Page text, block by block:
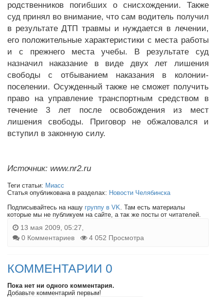
родственников погибших о снисхождении. Также
суд принял во внимание, что сам водитель получил
в результате ДТП травмы и нуждается в лечении,
его положительные характеристики с места работы
и с прежнего места учебы. В результате суд
назначил наказание в виде двух лет лишения
свободы с отбыванием наказания в колонии-
поселении. Осужденный также не сможет получить
право на управление транспортным средством в
течение 3 лет после освобождения из мест
лишения свободы. Приговор не обжаловался и
вступил в законную силу.
Источник: www.nr2.ru
Теги статьи: Миасс
Статья опубликована в разделах: Новости Челябинска
Подписывайтесь на нашу группу в VK. Там есть материалы
которые мы не публикуем на сайте, а так же посты от читателей.
13 мая 2009, 05:27,
0 Комментариев
4 052 Просмотра
КОММЕНТАРИИ 0
Пока нет ни одного комментария.
Добавьте комментарий первым!